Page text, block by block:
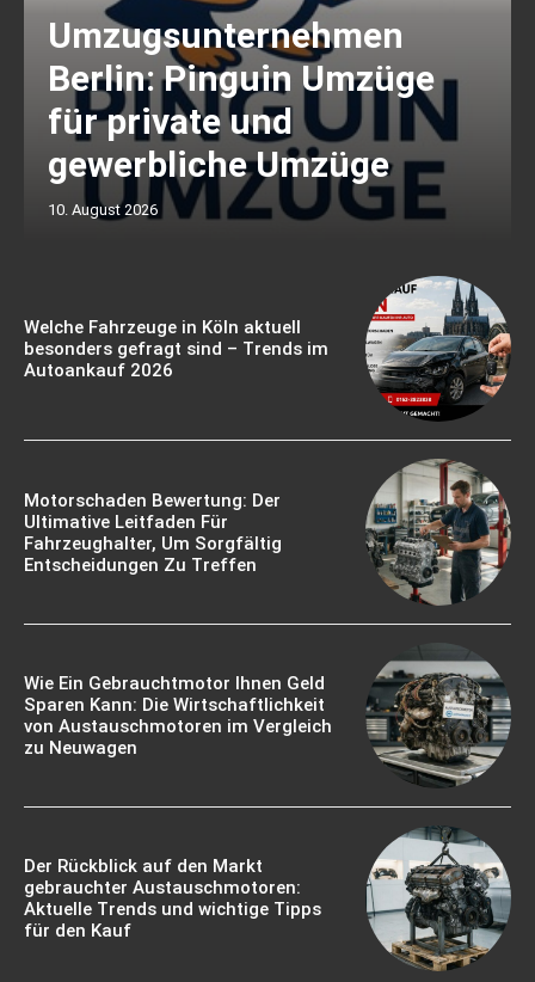
Umzugsunternehmen
Berlin: Pinguin Umzüge
für private und
gewerbliche Umzüge
10. August 2026
Welche Fahrzeuge in Köln aktuell
besonders gefragt sind – Trends im
Autoankauf 2026
Motorschaden Bewertung: Der
Ultimative Leitfaden Für
Fahrzeughalter, Um Sorgfältig
Entscheidungen Zu Treffen
Wie Ein Gebrauchtmotor Ihnen Geld
Sparen Kann: Die Wirtschaftlichkeit
von Austauschmotoren im Vergleich
zu Neuwagen
Der Rückblick auf den Markt
gebrauchter Austauschmotoren:
Aktuelle Trends und wichtige Tipps
für den Kauf